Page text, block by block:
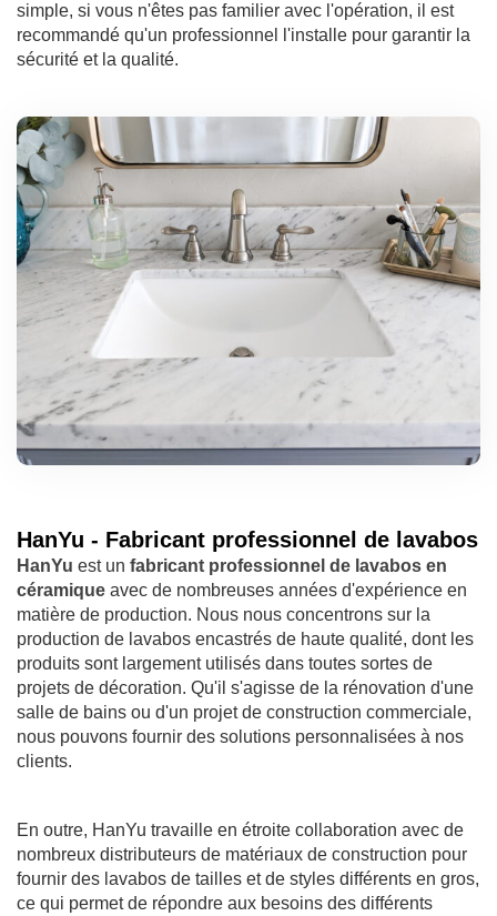
simple, si vous n'êtes pas familier avec l'opération, il est
recommandé qu'un professionnel l'installe pour garantir la
sécurité et la qualité.
HanYu - Fabricant professionnel de lavabos
HanYu est un fabricant professionnel de lavabos en
céramique avec de nombreuses années d'expérience en
matière de production. Nous nous concentrons sur la
production de lavabos encastrés de haute qualité, dont les
produits sont largement utilisés dans toutes sortes de
projets de décoration. Qu'il s'agisse de la rénovation d'une
salle de bains ou d'un projet de construction commerciale,
nous pouvons fournir des solutions personnalisées à nos
clients.
En outre, HanYu travaille en étroite collaboration avec de
nombreux distributeurs de matériaux de construction pour
fournir des lavabos de tailles et de styles différents en gros,
ce qui permet de répondre aux besoins des différents